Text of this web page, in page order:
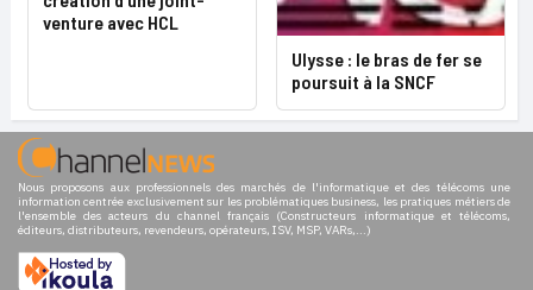
venture avec HCL
Ulysse : le bras de fer se
poursuit à la SNCF
Nous proposons aux professionnels des marchés de l'informatique et des télécoms une
information centrée exclusivement sur les problématiques business, les pratiques métiers de
l'ensemble des acteurs du channel français (Constructeurs informatique et télécoms,
éditeurs, distributeurs, revendeurs, opérateurs, ISV, MSP, VARs,...)